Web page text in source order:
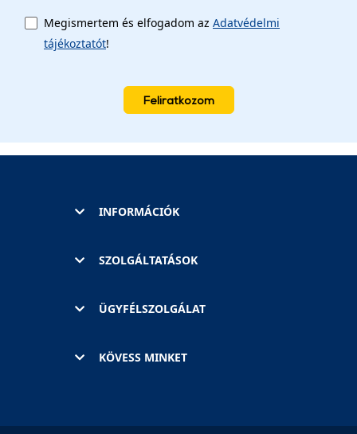
Megismertem és elfogadom az Adatvédelmi
tájékoztatót!
Feliratkozom
INFORMÁCIÓK
SZOLGÁLTATÁSOK
ÜGYFÉLSZOLGÁLAT
KÖVESS MINKET